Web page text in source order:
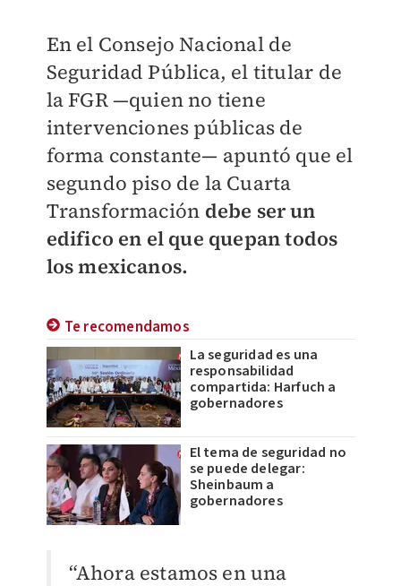
En el Consejo Nacional de
Seguridad Pública, el titular de
la FGR —quien no tiene
intervenciones públicas de
forma constante— apuntó que el
segundo piso de la Cuarta
Transformación debe ser un
edifico en el que quepan todos
los mexicanos.
Te recomendamos
La seguridad es una
responsabilidad
compartida: Harfuch a
gobernadores
El tema de seguridad no
se puede delegar:
Sheinbaum a
gobernadores
“Ahora estamos en una